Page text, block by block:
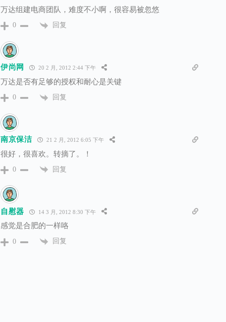
万达组建电商团队，难度不小啊，很容易被忽悠
0 回复
伊尚网 20 2 月, 2012 2:44 下午
万达是否有足够的授权和耐心是关键
0 回复
南京保洁 21 2 月, 2012 6:05 下午
很好，很喜欢。转摘了。！
0 回复
自慰器 14 3 月, 2012 8:30 下午
感觉是合肥的一样咯
0 回复